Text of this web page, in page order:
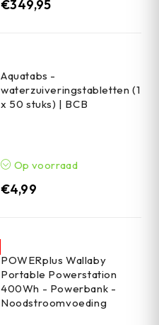
€349,95
Aquatabs -
waterzuiveringstabletten (1
x 50 stuks) | BCB
Op voorraad
€4,99
POWERplus Wallaby
Portable Powerstation
400Wh - Powerbank -
Noodstroomvoeding